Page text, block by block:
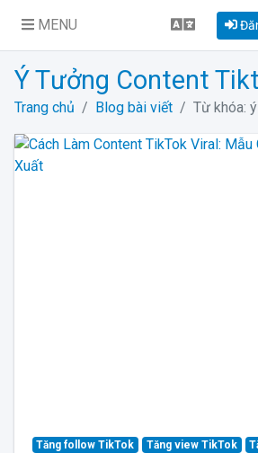
MENU
Ý Tưởng Content
Trang chủ Blog bài viết Từ khóa:
Tăng follow TikTok Tăng view TikTok